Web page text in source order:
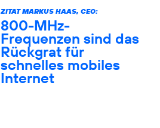
ZITAT MARKUS HAAS, CEO:
800-MHz-
Frequenzen sind das
Rückgrat für
schnelles mobiles
Internet